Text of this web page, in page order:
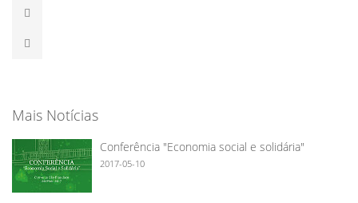
Mais Notícias
Conferência "Economia social e solidária"
2017-05-10